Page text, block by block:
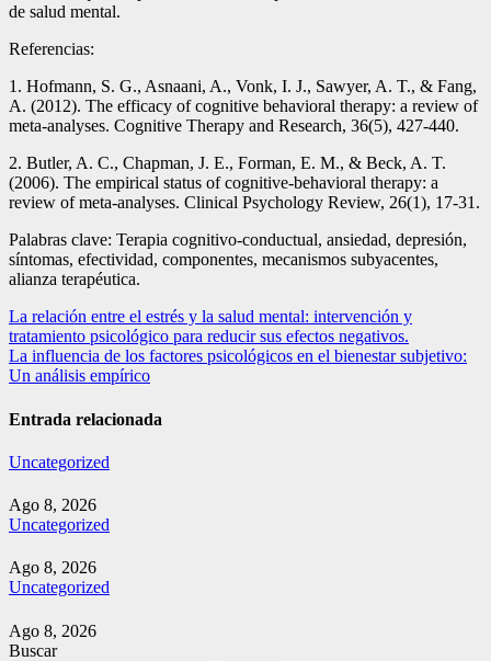
de salud mental.
Referencias:
1. Hofmann, S. G., Asnaani, A., Vonk, I. J., Sawyer, A. T., & Fang,
A. (2012). The efficacy of cognitive behavioral therapy: a review of
meta-analyses. Cognitive Therapy and Research, 36(5), 427-440.
2. Butler, A. C., Chapman, J. E., Forman, E. M., & Beck, A. T.
(2006). The empirical status of cognitive-behavioral therapy: a
review of meta-analyses. Clinical Psychology Review, 26(1), 17-31.
Palabras clave: Terapia cognitivo-conductual, ansiedad, depresión,
síntomas, efectividad, componentes, mecanismos subyacentes,
alianza terapéutica.
Navegación
de
entradas
La relación entre el estrés y la salud mental: intervención y
tratamiento psicológico para reducir sus efectos negativos.
La influencia de los factores psicológicos en el bienestar subjetivo:
Un análisis empírico
Entrada relacionada
Uncategorized
Ago 8, 2026
Uncategorized
Ago 8, 2026
Uncategorized
Ago 8, 2026
Buscar